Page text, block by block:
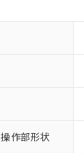
操作部形状